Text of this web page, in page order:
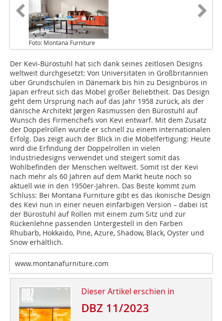
Foto: Montana Furniture
Der Kevi-Bürostuhl hat sich dank seines zeitlosen Designs
weltweit durchgesetzt: Von Universitäten in Großbritannien
über Grundschulen in Dänemark bis hin zu Designbüros in
Japan erfreut sich das Möbel großer Beliebtheit. Das Design
geht dem Ursprung nach auf das Jahr 1958 zurück, als der
dänische Architekt Jørgen Rasmussen den Bürostuhl auf
Wunsch des Firmenchefs von Kevi entwarf. Mit dem Zusatz
der Doppelrollen wurde er schnell zu einem internationalen
Erfolg. Das zeigt auch der Blick in die Möbelfertigung: Heute
wird die Erfindung der Doppelrollen in vielen
Industriedesigns verwendet und steigert somit das
Wohlbefinden der Menschen weltweit. Somit ist der Kevi
nach mehr als 60 Jahren auf dem Markt heute noch so
aktuell wie in den 1950er-Jahren. Das Beste kommt zum
Schluss: Bei Montana Furniture gibt es das ikonische Design
des Kevi nun in einer neuen einfarbigen Version – dabei ist
der Bürostuhl auf Rollen mit einem zum Sitz und zur
Rückenlehne passenden Untergestell in den Farben
Rhubarb, Hokkaido, Pine, Azure, Shadow, Black, Oyster und
Snow erhältlich.
www.montanafurniture.com
Dieser Artikel erschien in
DBZ 11/2023